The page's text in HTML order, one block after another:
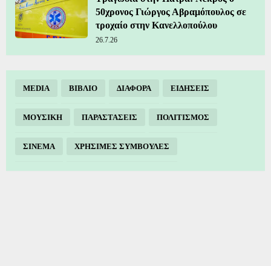
50χρονος Γιώργος Αβραμόπουλος σε
τροχαίο στην Κανελλοπούλου
26.7.26
MEDIA ΒΙΒΛΙΟ ΔΙΑΦΟΡΑ ΕΙΔΗΣΕΙΣ
ΜΟΥΣΙΚΗ ΠΑΡΑΣΤΑΣΕΙΣ ΠΟΛΙΤΙΣΜΟΣ
ΣΙΝΕΜΑ ΧΡΗΣΙΜΕΣ ΣΥΜΒΟΥΛΕΣ